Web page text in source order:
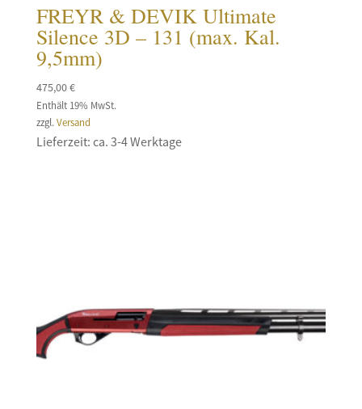
FREYR & DEVIK Ultimate
Silence 3D – 131 (max. Kal.
9,5mm)
475,00€
Enthält 19% MwSt.
zzgl. Versand
Lieferzeit: ca. 3-4 Werktage